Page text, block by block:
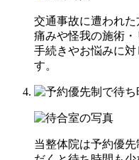
交通事故に遭われた
痛みや怪我の施術
手続きやお悩みに
す。
当整体院は予約優